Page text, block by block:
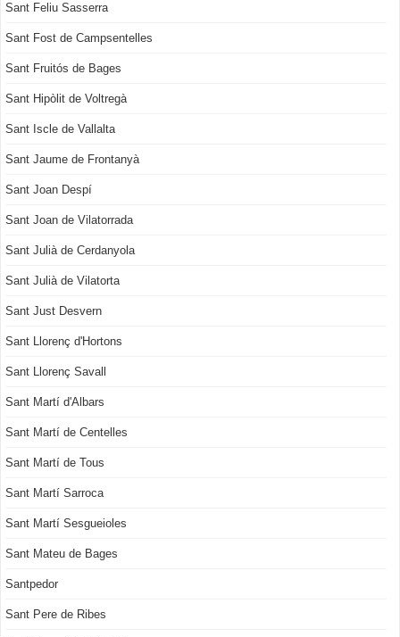
Sant Feliu Sasserra
Sant Fost de Campsentelles
Sant Fruitós de Bages
Sant Hipòlit de Voltregà
Sant Iscle de Vallalta
Sant Jaume de Frontanyà
Sant Joan Despí
Sant Joan de Vilatorrada
Sant Julià de Cerdanyola
Sant Julià de Vilatorta
Sant Just Desvern
Sant Llorenç d'Hortons
Sant Llorenç Savall
Sant Martí d'Albars
Sant Martí de Centelles
Sant Martí de Tous
Sant Martí Sarroca
Sant Martí Sesgueioles
Sant Mateu de Bages
Santpedor
Sant Pere de Ribes